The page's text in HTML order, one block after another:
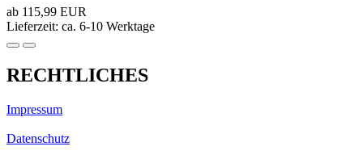
ab 115,99 EUR
Lieferzeit: ca. 6-10 Werktage
RECHTLICHES
Impressum
Datenschutz